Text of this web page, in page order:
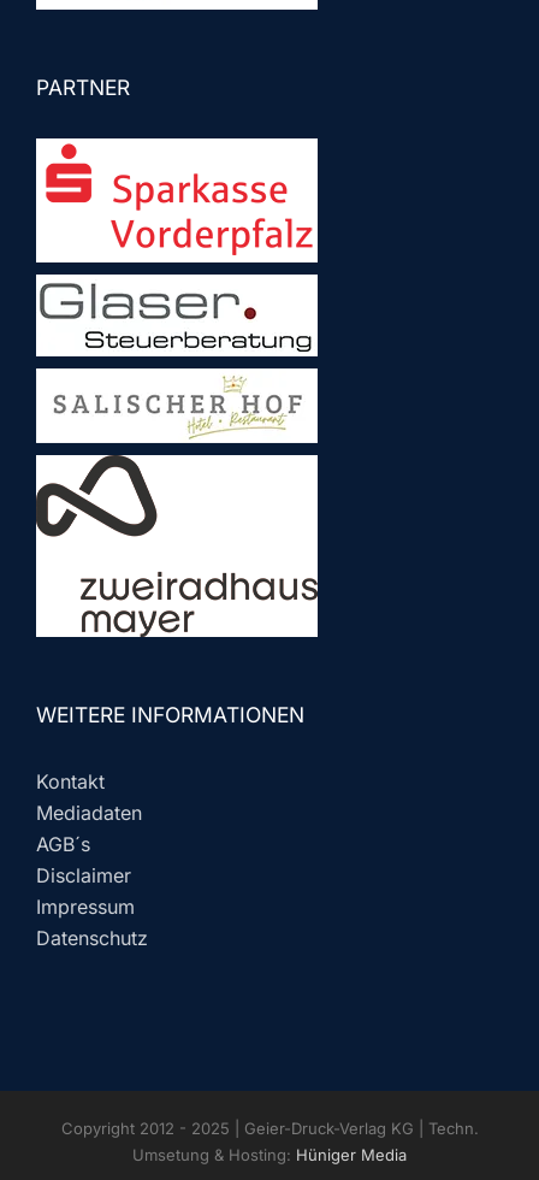
PARTNER
WEITERE INFORMATIONEN
Kontakt
Mediadaten
AGB´s
Disclaimer
Impressum
Datenschutz
Copyright 2012 - 2025 | Geier-Druck-Verlag KG | Techn.
Umsetung & Hosting: Hüniger Media